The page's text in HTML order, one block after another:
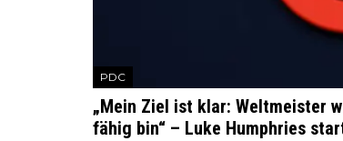
PDC
„Mein Ziel ist klar: Weltmeister
fähig bin“ – Luke Humphries